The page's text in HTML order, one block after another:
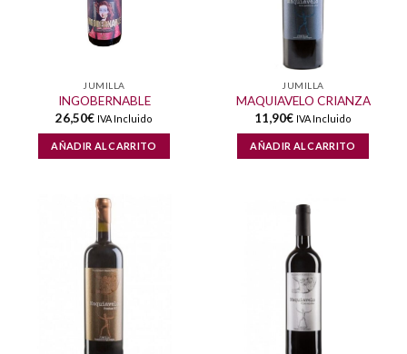
JUMILLA
INGOBERNABLE
26,50€ IVA Incluido
AÑADIR AL CARRITO
JUMILLA
MAQUIAVELO CRIANZA
11,90€ IVA Incluido
AÑADIR AL CARRITO